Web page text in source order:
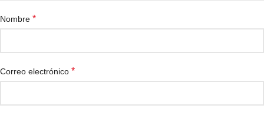
Nombre *
Correo electrónico *